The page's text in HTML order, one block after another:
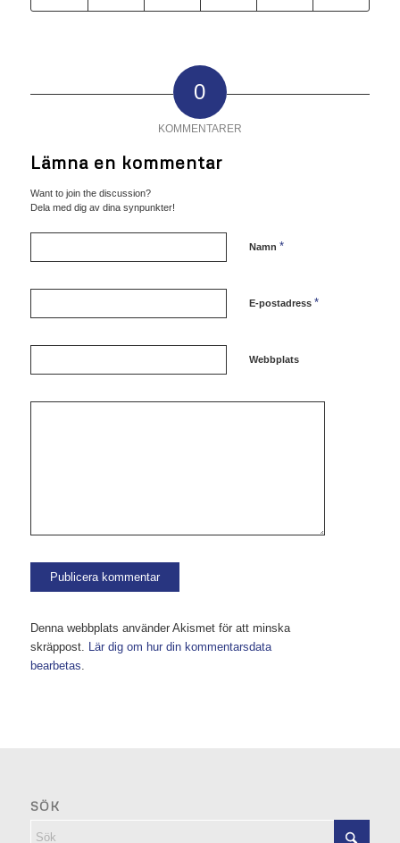
0
KOMMENTARER
Lämna en kommentar
Want to join the discussion?
Dela med dig av dina synpunkter!
Namn *
E-postadress *
Webbplats
Denna webbplats använder Akismet för att minska
skräppost. Lär dig om hur din kommentarsdata
bearbetas.
SÖK